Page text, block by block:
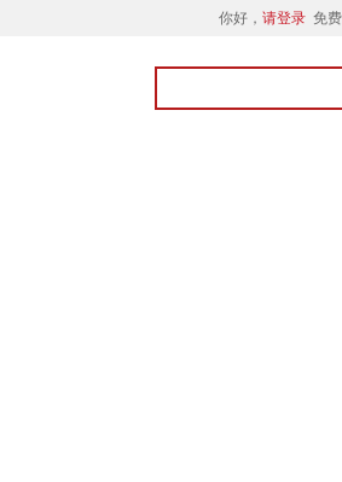
你好， 请登录 免